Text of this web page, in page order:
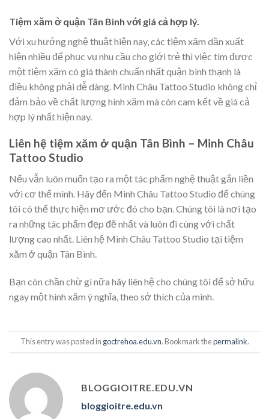
Tiệm xăm ở quận Tân Bình với giá cả hợp lý.
Với xu hướng nghệ thuật hiện nay, các tiệm xăm dần xuất
hiện nhiều để phục vụ nhu cầu cho giới trẻ thì việc tìm được
một tiệm xăm có giá thành chuẩn nhất quận bình thạnh là
điều không phải dễ dàng. Minh Châu Tattoo Studio không chỉ
đảm bảo về chất lượng hình xăm mà còn cam kết về giá cả
hợp lý nhất hiện nay.
Liên hệ tiệm xăm ở quận Tân Bình – Minh Châu
Tattoo Studio
Nếu vẫn luôn muốn tạo ra một tác phẩm nghệ thuật gắn liền
với cơ thể mình. Hãy đến Minh Châu Tattoo Studio để chúng
tôi có thể thực hiện mơ ước đó cho bạn. Chúng tôi là nơi tạo
ra những tác phẩm đẹp đẽ nhất và luôn đi cùng với chất
lượng cao nhất. Liên hệ Minh Châu Tattoo Studio tại tiệm
xăm ở quận Tân Bình.
Bạn còn chần chừ gì nữa hãy liên hệ cho chúng tôi để sở hữu
ngay một hình xăm ý nghĩa, theo sở thích của mình.
This entry was posted in goctrehoa.edu.vn. Bookmark thepermalink.
BLOGGIOITRE.EDU.VN
bloggioitre.edu.vn